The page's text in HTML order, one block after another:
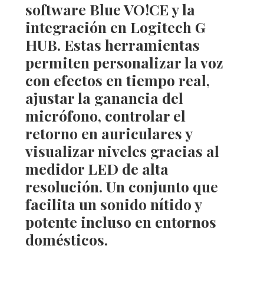
software Blue VO!CEy la
integración en Logitech G
HUB. Estas herramientas
permiten personalizar la voz
con efectos en tiempo real,
ajustar la ganancia del
micrófono, controlar el
retorno en auriculares y
visualizar niveles gracias al
medidor LED de alta
resolución. Un conjunto que
facilita un sonido nítido y
potente incluso en entornos
domésticos.